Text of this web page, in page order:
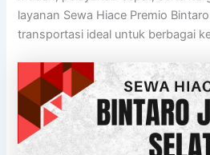
layanan Sewa Hiace Premio
transportasi ideal untuk berbagai